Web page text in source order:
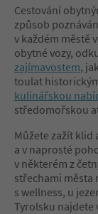
Cestování
způsob
v každém městě
obytné vozy,
zajímavostem,
toulat
kulinářskou
středomořskou
Můžete zažít klid
a v naprosté
v některém z
střechami města
s wellness, u
Tyrolsku najdete